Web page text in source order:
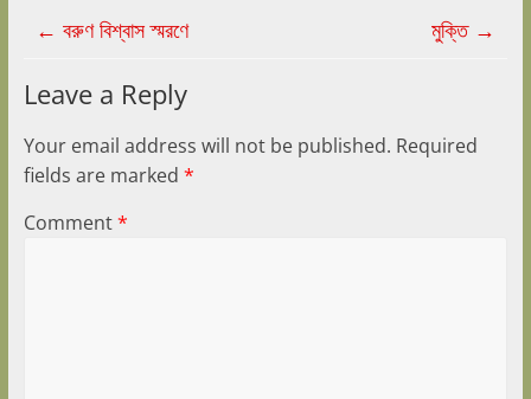
← বরুণ বিশ্বাস স্মরণে মুক্তি →
Leave a Reply
Your email address will not be published. Required
fields are marked *
Comment*